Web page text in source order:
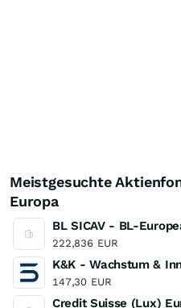
Meistgesuchte
Europa
BL SICAV - BL-
222,836 EUR
K&K - Wachstum &
147,30 EUR
Credit Suisse (Lux)